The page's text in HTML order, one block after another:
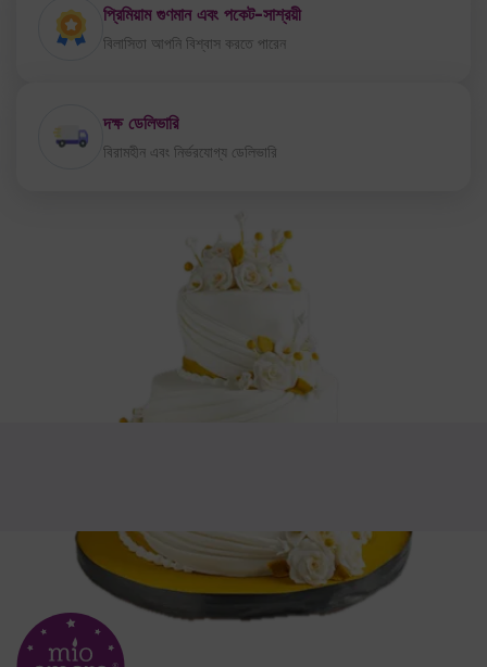
প্রিমিয়াম গুণমান এবং পকেট-সাশ্রয়ী
বিলাসিতা আপনি বিশ্বাস করতে পারেন
দক্ষ ডেলিভারি
বিরামহীন এবং নির্ভরযোগ্য ডেলিভারি